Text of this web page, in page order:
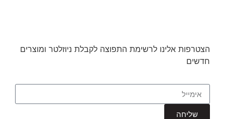
הצטרפות אלינו לרשימת התפוצה לקבלת ניוזלטר ומוצרים
חדשים
שליחה